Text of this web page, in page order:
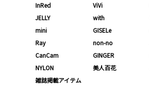
InRed
ViVi
JELLY
with
mini
GISELe
Ray
non-no
CanCam
GINGER
NYLON
美人百花
雑誌掲載アイテム